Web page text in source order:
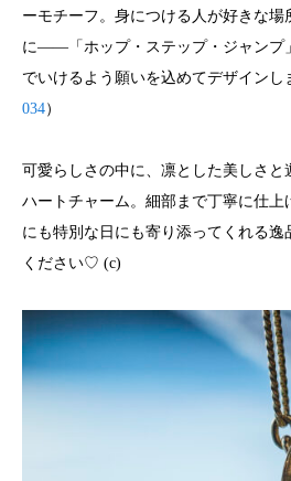
ーモチーフ。身につける人が好きな場
に——「ホップ・ステップ・ジャンプ
でいけるよう願いを込めてデザインし
034）
可愛らしさの中に、凛とした美しさ
ハートチャーム。細部まで丁寧に仕上
にも特別な日にも寄り添ってくれる
ください♡ (c)